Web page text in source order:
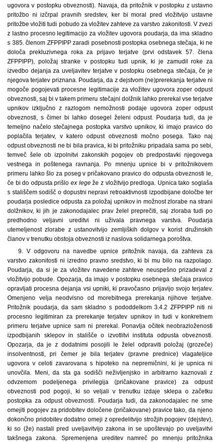
ugovora v postopku obveznosti). Navaja, da pritožnik v postopku z ustavno
pritožbo ni izčrpal pravnih sredstev, ker bi moral pred vložitvijo ustavne
pritožbe vložiti tudi pobudo za vložitev zahteve za varstvo zakonitosti. V zvezi
z lastno procesno legitimacijo za vložitev ugovora poudarja, da ima skladno
s 385. členom ZFPPIPP zaradi posebnosti postopka osebnega stečaja, ki ne
določa prekluzivnega roka za prijavo terjatve (prvi odstavek 57. člena
ZFPPIPP), položaj stranke v postopku tudi upnik, ki je zamudil roke za
izvedbo dejanja za uveljavitev terjatve v postopku osebnega stečaja, če je
njegova terjatev priznana. Poudarja, da z dejstvom (ne)prerekanja terjatve ni
mogoče pogojevati procesne legitimacije za vložitev ugovora zoper odpust
obveznosti, saj bi v takem primeru stečajni dolžnik lahko prerekal vse terjatve
upnikov izključno z razlogom nemožnosti podaje ugovora zoper odpust
obveznosti, s čimer bi lahko dosegel želeni odpust. Poudarja tudi, da je
temeljno načelo stečajnega postopka varstvo upnikov, ki imajo pravico do
poplačila terjatev, v katero odpust obveznosti močno posega. Tako naj
odpust obveznosti ne bi bila pravica, ki bi pritožniku pripadala sama po sebi,
temveč šele ob izpolnitvi zakonskih pogojev ob predpostavki njegovega
vestnega in poštenega ravnanja. Po mnenju upnice bi v pritožnikovem
primeru lahko šlo za poseg v pričakovano pravico do odpusta obveznosti le,
če bi do odpusta prišloex legeže z vložitvijo predloga. Upnica tako soglaša
s stališčem sodišč o dopustni nepravi retroaktivnosti izpodbijane določbe ter
poudarja posledice odpusta za položaj upnikov in možnost zlorabe na strani
dolžnikov, ki jih je zakonodajalec prav želel preprečiti, saj zloraba tudi po
predhodno veljavni ureditvi ni uživala pravnega varstva. Poudarja
utemeljenost zlorabe z ustanovitvijo zemljiških dolgov v korist družinskih
članov v trenutku obstoja obveznosti iz naslova solidarnega poroštva.
9. V odgovoru na navedbe upnice pritožnik navaja, da zahteva za
varstvo zakonitosti ni izredno pravno sredstvo, ki bi mu bilo na razpolago.
Poudarja, da si je za vložitev navedene zahteve neuspešno prizadeval z
vložitvijo pobude. Opozarja, da imajo v postopku osebnega stečaja pravico
opravljati procesna dejanja vsi upniki, ki pravočasno prijavijo svojo terjatev.
Omenjeno velja neodvisno od morebitnega prerekanja njihove terjatve.
Pritožnik poudarja, da sam skladno s pododdelkom 3.4.2 ZFPPIPP niti ni
procesno legitimiran za prerekanje terjatev upnikov in tudi v konkretnem
primeru terjatve upnice sam ni prerekal. Ponavlja očitek neobrazloženosti
izpodbijanih sklepov in stališče o izvotlitvi instituta odpusta obveznosti.
Opozarja, da je z dodatnimi posojili le želel odpraviti položaj (grozeče)
insolventnosti, pri čemer je bila terjatev (pravne prednice) vlagateljice
ugovora v celoti zavarovana s hipoteko na nepremičnini, ki je upnica ni
unovčila. Meni, da sta ga sodišči neživljenjsko in arbitrarno kaznovali z
odvzemom podeljenega privilegija (pričakovane pravice) za odpust
obveznosti pod pogoji, ki so veljali v trenutku izdaje sklepa o začetku
postopka za odpust obveznosti. Poudarja tudi, da zakonodajalec ne sme
omejiti pogojev za pridobitev določene (pričakovane) pravice tako, da njeno
dokončno pridobitev dodatno omeji z opredelitvijo strožjih pogojev (dejstev),
ki so (že) nastali pred uveljavitvijo zakona in se upoštevajo po uveljavitvi
takšnega zakona. Spremenjena ureditev namreč po mnenju pritožnika